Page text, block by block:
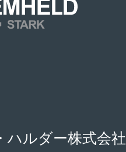
ハルダー株式会社